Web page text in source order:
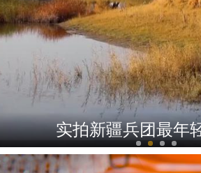
实拍新疆兵团最年